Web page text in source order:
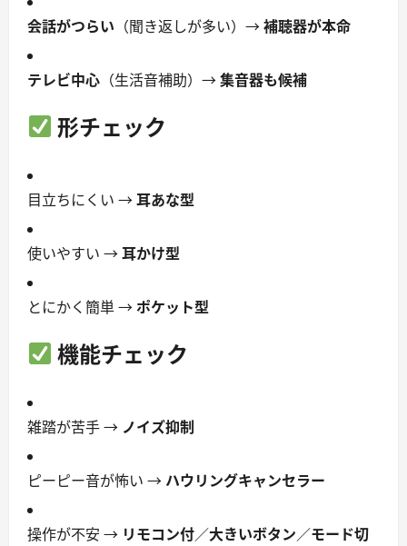
会話がつらい （聞き返しが多い）→補聴器が本命
テレビ中心 （生活音補助）→集音器も候補
形チェック
目立ちにくい →耳あな型
使いやすい →耳かけ型
とにかく簡単 →ポケット型
機能チェック
雑踏が苦手 → ノイズ抑制
ピーピー音が怖い → ハウリングキャンセラー
操作が不安 → リモコン付／大きいボタン／モード切